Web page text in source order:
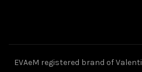
EVAeM registered brand of